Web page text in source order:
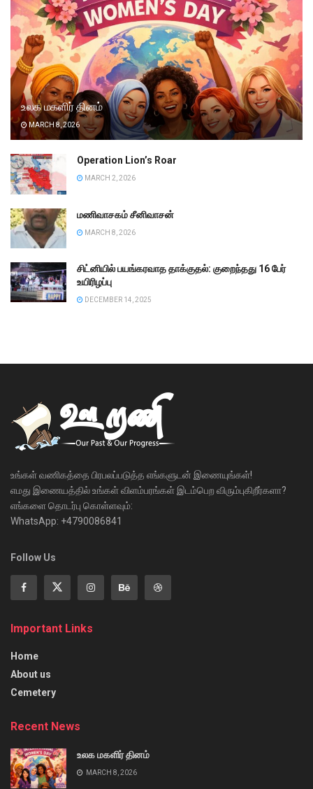
உலக மகளிர் தினம்
MARCH 8, 2026
Operation Lion’s Roar
MARCH 2, 2026
மணிவாசகம் சீனிவாசன்
MARCH 8, 2026
சிட்னியில் பயங்கரவாத தாக்குதல்: குறைந்தது 16 பேர்
உயிரிழப்பு
DECEMBER 14, 2025
உங்கள் வணிகத்தை பிரபலப்படுத்த எங்களுடன் இணையுங்கள்!
எமது இணையத்தில் உங்கள் விளம்பரங்கள் இடம்பெற விரும்புகிறீர்களா?
எங்களை தொடர்பு கொள்ளவும்:
WhatsApp: +4790086841
Follow Us
Important Links
Home
About us
Cemetery
Recent News
உலக மகளிர் தினம்
MARCH 8, 2026